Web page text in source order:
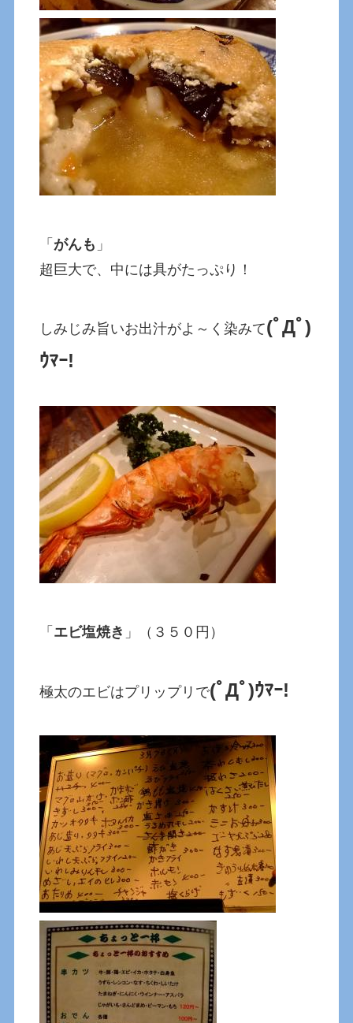
「 がんも 」
超巨大で、中には具がたっぷり！
しみじみ旨いお出汁がよ～く染みて(ﾟДﾟ)
ｳﾏｰ!
「 エビ塩焼き 」（３５０円）
極太のエビはプリップリで(ﾟДﾟ)ｳﾏｰ!